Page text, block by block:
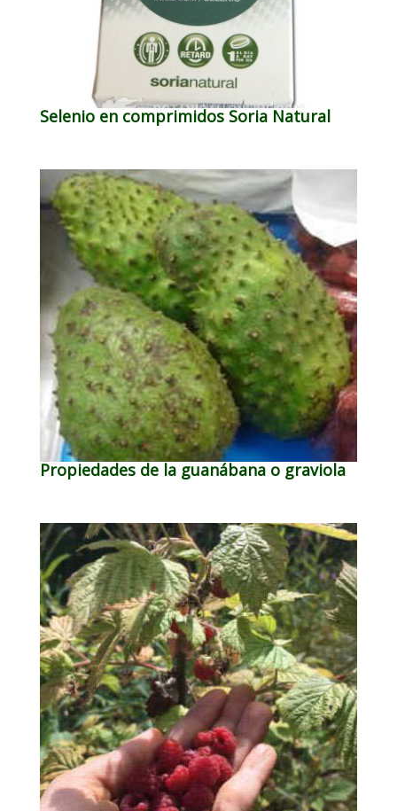
Selenio en comprimidos Soria Natural
Propiedades de la guanábana o graviola